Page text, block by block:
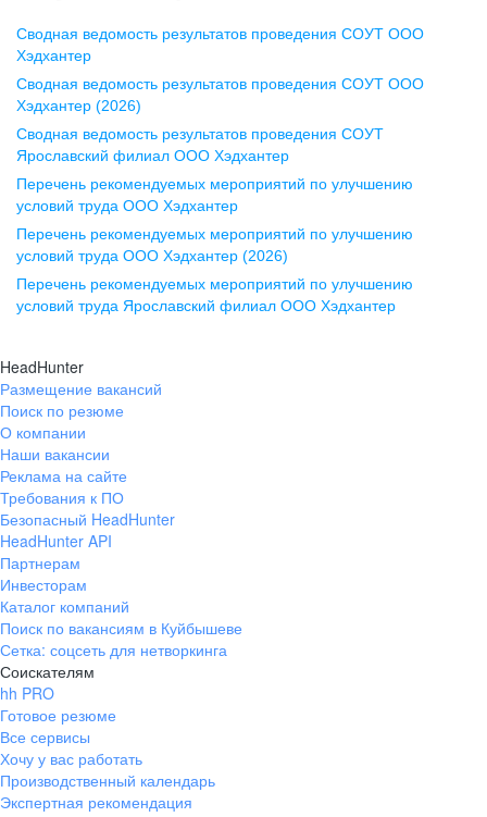
Воронеж
ул. Комиссаржевской, д. 10,
офис 1212
+7 473 280-05-05
pr@vrn.hh.ru
ул. Спартаковская, д. 2А, этаж 3,
помещение 15
+7 843 212-12-50
Екатеринбург
ул. Боевых Дружин, стр. 20,
+7 343 226-79-99
pr@ural.hh.ru
ул. Янковского, д. 169, 7 этаж,
706 каб.
+7 861 205-55-57
pr@krd.hh.ru
Владивосток
пер. Ланинский д. 4, офис 3.4
+7 423 202-33-28
pr@dv.hh.ru
Сводная ведомость результатов проведения СОУТ ООО
Хэдхантер
Сводная ведомость результатов проведения СОУТ ООО
Хэдхантер (2026)
Сводная ведомость результатов проведения СОУТ
Ярославский филиал ООО Хэдхантер
Перечень рекомендуемых мероприятий по улучшению
условий труда ООО Хэдхантер
Перечень рекомендуемых мероприятий по улучшению
условий труда ООО Хэдхантер (2026)
Перечень рекомендуемых мероприятий по улучшению
условий труда Ярославский филиал ООО Хэдхантер
HeadHunter
Размещение вакансий
Поиск по резюме
О компании
Наши вакансии
Реклама на сайте
Требования к ПО
Безопасный HeadHunter
HeadHunter API
Партнерам
Инвесторам
Каталог компаний
Поиск по вакансиям в Куйбышеве
Сетка: соцсеть для нетворкинга
Соискателям
hh PRO
Готовое резюме
Все сервисы
Хочу у вас работать
Производственный календарь
Экспертная рекомендация